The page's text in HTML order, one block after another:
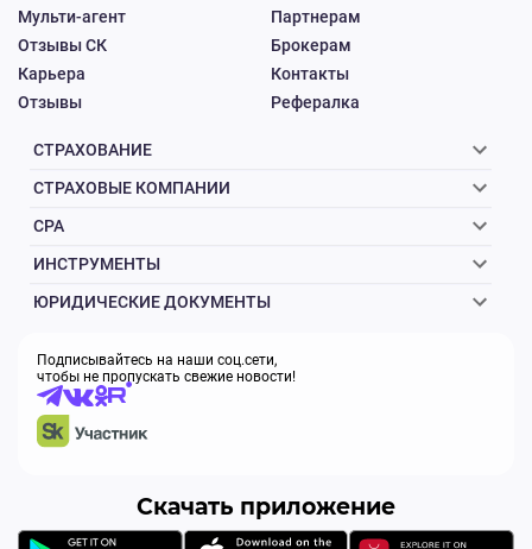
Мульти-агент
Партнерам
Отзывы СК
Брокерам
Карьера
Контакты
Отзывы
Рефералка
СТРАХОВАНИЕ
СТРАХОВЫЕ КОМПАНИИ
CPA
ИНСТРУМЕНТЫ
ЮРИДИЧЕСКИЕ ДОКУМЕНТЫ
Подписывайтесь на наши соц.сети,
чтобы не пропускать свежие новости!
Скачать приложение